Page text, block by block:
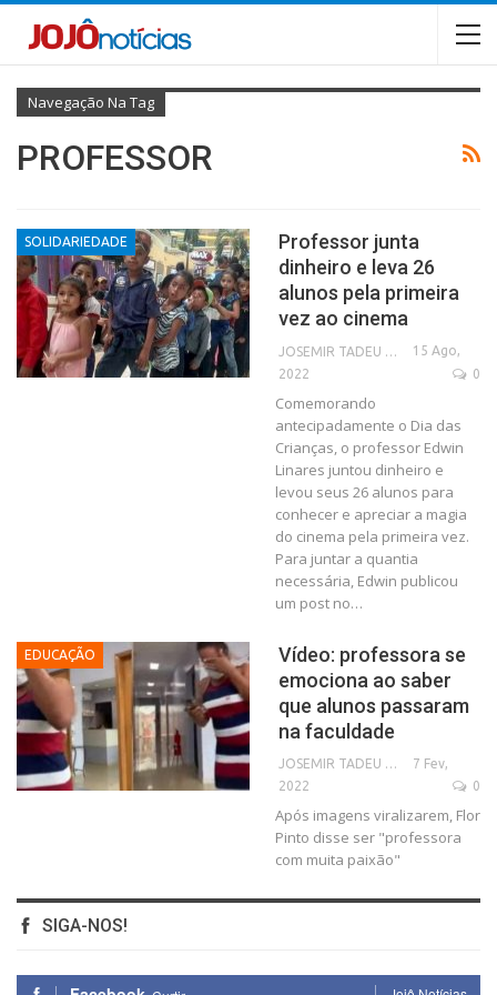
Navegação Na Tag
PROFESSOR
SOLIDARIEDADE
Professor junta
dinheiro e leva 26
alunos pela primeira
vez ao cinema
15 Ago,
2022
0
Comemorando
antecipadamente o Dia das
Crianças, o professor Edwin
Linares juntou dinheiro e
levou seus 26 alunos para
conhecer e apreciar a magia
do cinema pela primeira vez.
Para juntar a quantia
necessária, Edwin publicou
um post no…
EDUCAÇÃO
Vídeo: professora se
emociona ao saber
que alunos passaram
na faculdade
JOSEMIR TADEU FONSECA
7 Fev,
2022
0
Após imagens viralizarem, Flor
Pinto disse ser "professora
com muita paixão"
SIGA-NOS!